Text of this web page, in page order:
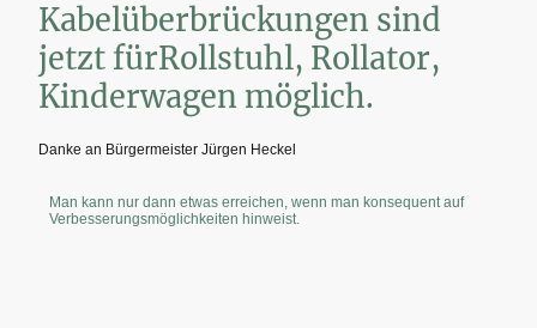
Kabelüberbrückungen sind
jetzt fürRollstuhl, Rollator,
Kinderwagen möglich.
Danke an Bürgermeister Jürgen Heckel
Man kann nur dann etwas erreichen, wenn man konsequent auf
Verbesserungsmöglichkeiten hinweist.